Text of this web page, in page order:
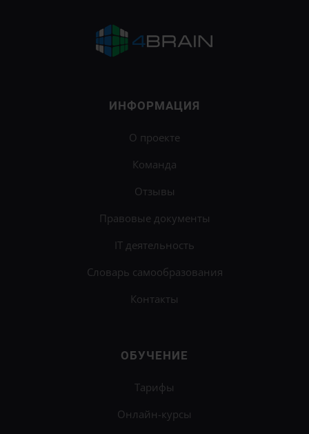
Поймите себя лучше и научитесь использовать
360°».
ИНФОРМАЦИЯ
О проекте
Команда
Отзывы
Правовые документы
IT деятельность
Словарь самообразования
Контакты
ОБУЧЕНИЕ
Тарифы
Онлайн-курсы